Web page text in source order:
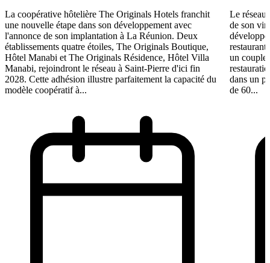
La coopérative hôtelière The Originals Hotels franchit
une nouvelle étape dans son développement avec
l'annonce de son implantation à La Réunion. Deux
établissements quatre étoiles, The Originals Boutique,
Hôtel Manabi et The Originals Résidence, Hôtel Villa
Manabi, rejoindront le réseau à Saint-Pierre d'ici fin
2028. Cette adhésion illustre parfaitement la capacité du
modèle coopératif à...
Le réseau
de son
un couple
dans un
de 60...